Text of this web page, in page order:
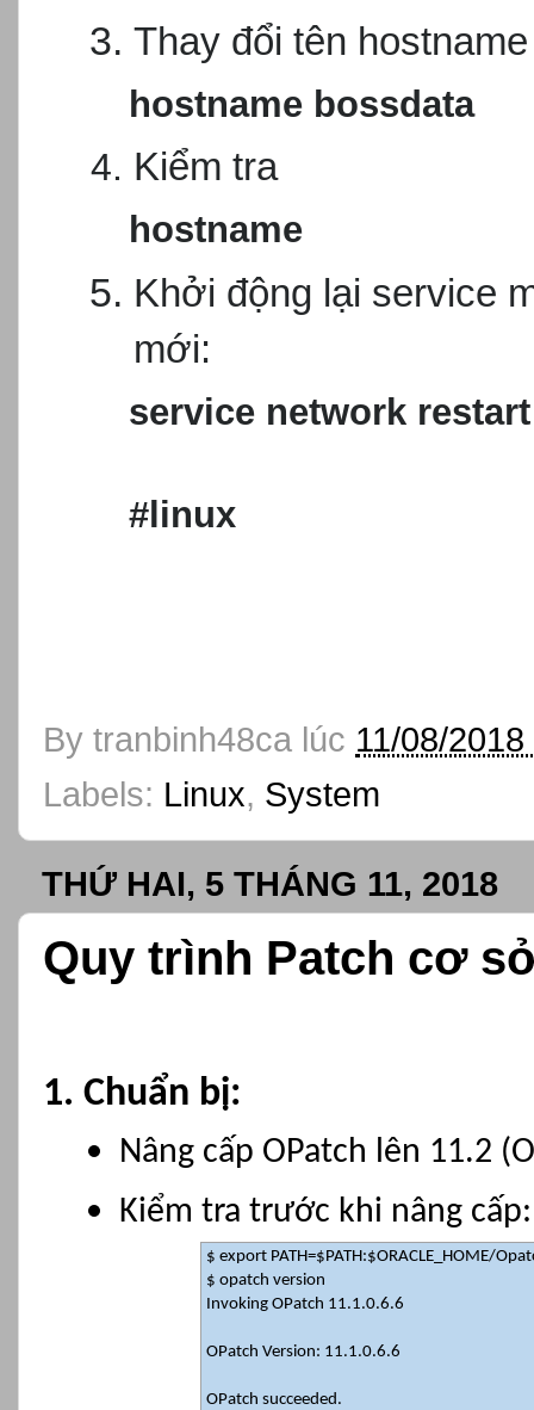
Thay đổi tên
hostname bossdata
Kiểm tra
hostname
Khởi động lại service
mới:
service network restart
#linux
By tranbinh48ca lúc 11/08/
Labels: Linux, System
THỨ HAI, 5 THÁNG 11, 2018
Quy trình Patch cơ
1. Chuẩn bị:
Nâng cấp OPatch lên 11.2
Kiểm tra trước khi nâng cấp:
$ export PATH=$PATH:$ORACLE_HOME/
$ opatch version
Invoking OPatch 11.1.0.6.6
OPatch Version: 11.1.0.6.6
OPatch succeeded.